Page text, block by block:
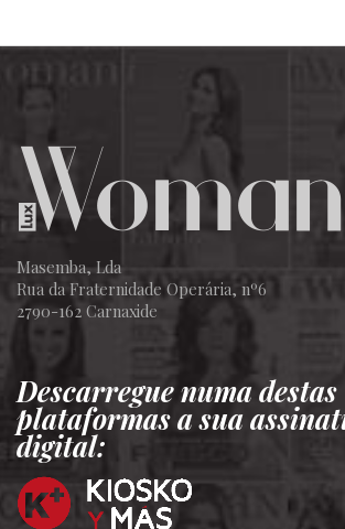
Masemba, Lda
Rua da Fraternidade Operária, nº6
2790-162 Carnaxide
Descarregue numa destas
plataformas a sua
digital: